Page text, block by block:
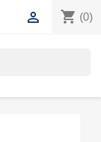
shopping_cart (0)
